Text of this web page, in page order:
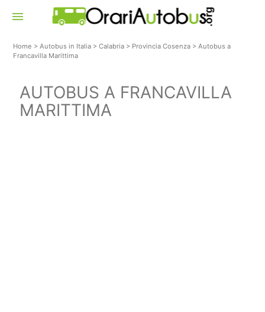
menu
Home >Autobus in Italia >Calabria > Provincia Cosenza >Autobus a
Francavilla Marittima
AUTOBUS A FRANCAVILLA
MARITTIMA